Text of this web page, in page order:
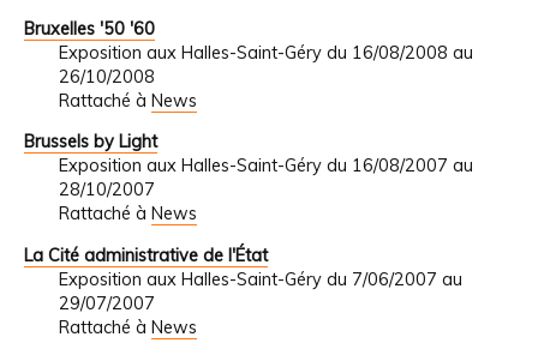
Bruxelles '50 '60
Exposition aux Halles-Saint-Géry du 16/08/2008 au
26/10/2008
Rattaché à News
Brussels by Light
Exposition aux Halles-Saint-Géry du 16/08/2007 au
28/10/2007
Rattaché à News
La Cité administrative de l'État
Exposition aux Halles-Saint-Géry du 7/06/2007 au
29/07/2007
Rattaché à News